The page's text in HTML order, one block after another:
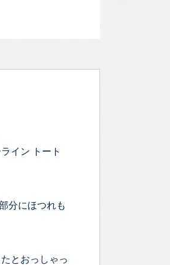
イン トート
分にほつれも
とおっしゃっ